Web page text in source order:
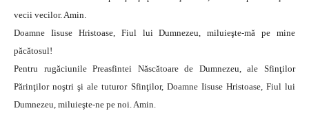
vecii vecilor. Amin.
Doamne Iisuse Hristoase, Fiul lui Dumnezeu, miluieşte-mă pe mine
păcătosul!
Pentru rugăciunile Preasfintei Născătoare de Dumnezeu, ale Sfinţilor
Părinţilor noştri şi ale tuturor Sfinţilor, Doamne Iisuse Hristoase, Fiul lui
Dumnezeu, miluieşte-ne pe noi. Amin.